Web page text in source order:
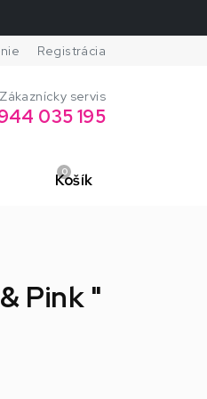
Registrácia
Zákaznícky servis
035 195
0
Košík
Pink "